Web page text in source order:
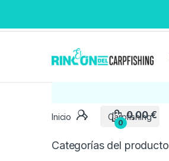
Inicio Carpfishing
Categorías del producto